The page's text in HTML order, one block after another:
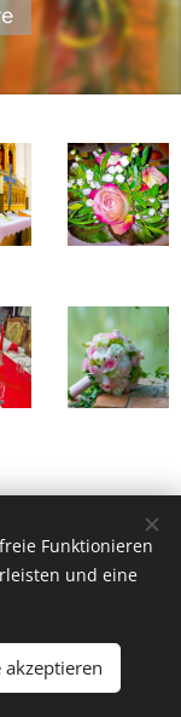
Dekorationen
Cookies
Funktionieren
und eine
akzeptieren